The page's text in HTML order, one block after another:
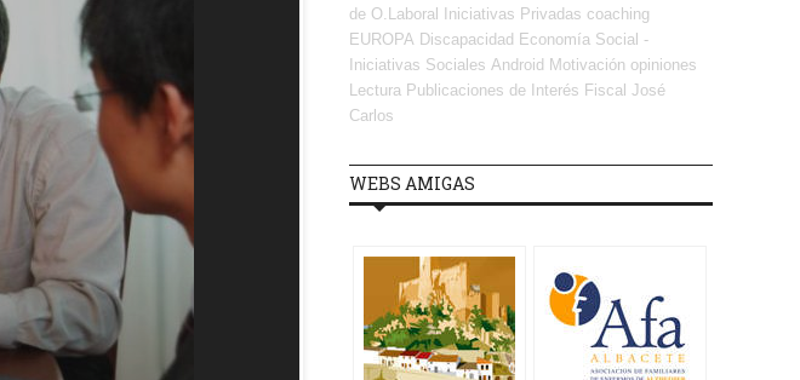
de O.Laboral
Iniciativas Privadas coaching
EUROPA Discapacidad Economía Social -
Iniciativas Sociales Android Motivación opiniones
Lectura Publicaciones de Interés Fiscal José
Carlos
WEBS AMIGAS